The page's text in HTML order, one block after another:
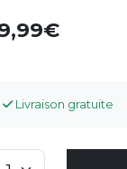
Livraison gratuite